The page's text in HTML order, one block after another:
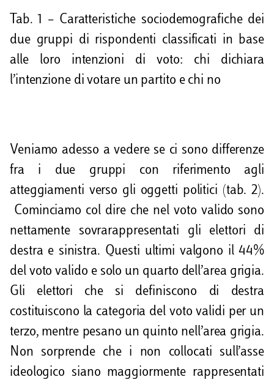
Tab. 1 – Caratteristiche sociodemografiche dei
due gruppi di rispondenti classificati in base
alle loro intenzioni di voto: chi dichiara
l’intenzione di votare un partito e chi no
Veniamo adesso a vedere se ci sono differenze
fra i due gruppi con riferimento agli
atteggiamenti verso gli oggetti politici (tab. 2).
Cominciamo col dire che nel voto valido sono
nettamente sovrarappresentati gli elettori di
destra e sinistra. Questi ultimi valgono il 44%
del voto valido e solo un quarto dell’area grigia.
Gli elettori che si definiscono di destra
costituiscono la categoria del voto validi per un
terzo, mentre pesano un quinto nell’area grigia.
Non sorprende che i non collocati sull’asse
ideologico siano maggiormente rappresentati